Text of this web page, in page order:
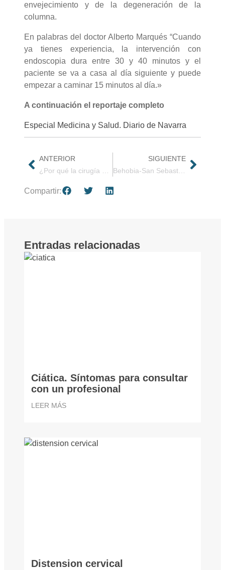
envejecimiento y de la degeneración de la
columna.
En palabras del doctor Alberto Marqués “Cuando
ya tienes experiencia, la intervención con
endoscopia dura entre 30 y 40 minutos y el
paciente se va a casa al día siguiente y puede
empezar a caminar 15 minutos al día.»
A continuación el reportaje completo
Especial Medicina y Salud. Diario de Navarra
ANTERIOR
SIGUIENTE
Behobia-San Sebastián. Consejos cuidado de la espalda
Compartir:
Entradas relacionadas
Ciática. Síntomas para consultar
con un profesional
LEER MÁS
Distension cervical